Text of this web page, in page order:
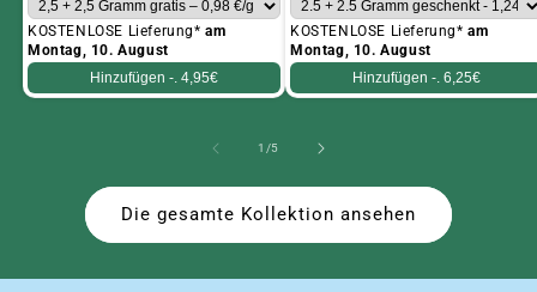
KOSTENLOSE Lieferung*am
Montag, 10. August
Hinzufügen -. 4,95€
KOSTENLOSE Lieferung*am
Montag, 10. August
Hinzufügen -. 6,25€
1 /von
5
Die gesamte Kollektion ansehen